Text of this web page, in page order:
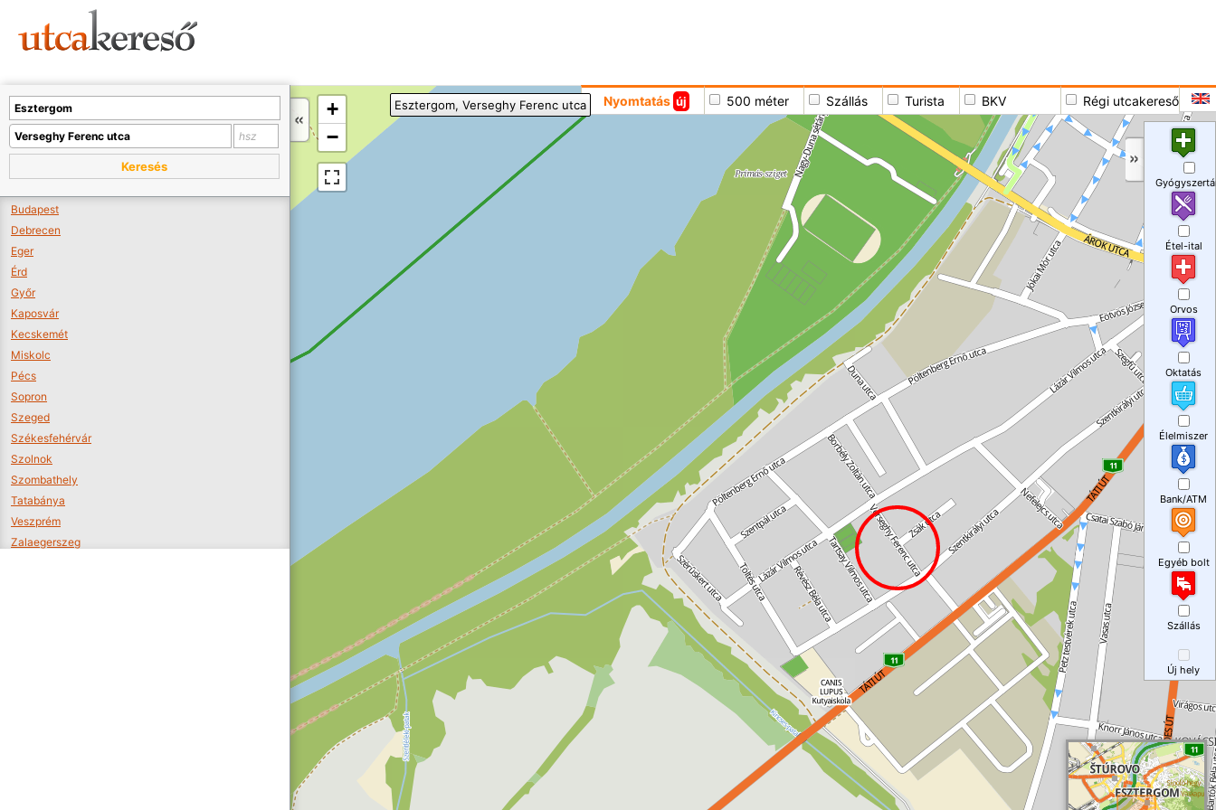
+
−
Nyomtatás új 500 méter Szállás Turista BKV Régi utcakereső
Esztergom, Verseghy Ferenc utca
Keresés
Budapest
Debrecen
Eger
Érd
Győr
Kaposvár
Kecskemét
Miskolc
Pécs
Sopron
Szeged
Székesfehérvár
Szolnok
Szombathely
Tatabánya
Veszprém
Zalaegerszeg
Étel-ital
Orvos
Oktatás
Élelmiszer
Bank/ATM
Egyéb bolt
Szállás
Új hely
A térképet kicsinyíteni kell, hogy látszódjanak a boltok.
Boltok látszódjanak >>